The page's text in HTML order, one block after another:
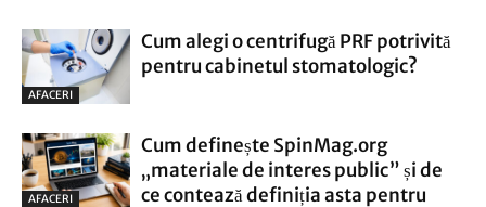
AFACERI
Cum alegi o centrifugă PRF potrivită
pentru cabinetul stomatologic?
AFACERI
Cum definește SpinMag.org
„materiale de interes public” și de
ce contează definiția asta pentru